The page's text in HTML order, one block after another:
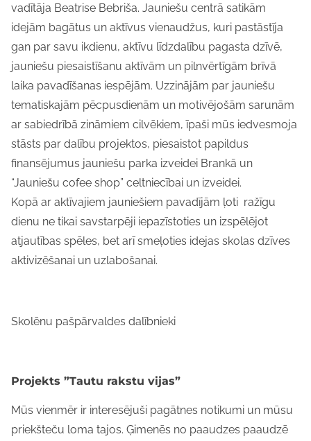
vadītāja Beatrise Bebriša. Jauniešu centrā satikām
idejām bagātus un aktīvus vienaudžus, kuri pastāstīja
gan par savu ikdienu, aktīvu līdzdalību pagasta dzīvē,
jauniešu piesaistīšanu aktīvām un pilnvērtīgām brīvā
laika pavadīšanas iespējām. Uzzinājām par jauniešu
tematiskajām pēcpusdienām un motivējošām sarunām
ar sabiedrībā zināmiem cilvēkiem, īpaši mūs iedvesmoja
stāsts par dalību projektos, piesaistot papildus
finansējumus jauniešu parka izveidei Brankā un
“Jauniešu cofee shop” celtniecībai un izveidei.
Kopā ar aktīvajiem jauniešiem pavadījām ļoti ražīgu
dienu ne tikai savstarpēji iepazīstoties un izspēlējot
atjautības spēles, bet arī smeļoties idejas skolas dzīves
aktivizēšanai un uzlabošanai.
Skolēnu pašpārvaldes dalībnieki
Projekts ”Tautu rakstu vijas”
Mūs vienmēr ir interesējuši pagātnes notikumi un mūsu
priekšteču loma tajos. Ģimenēs no paaudzes paaudzē